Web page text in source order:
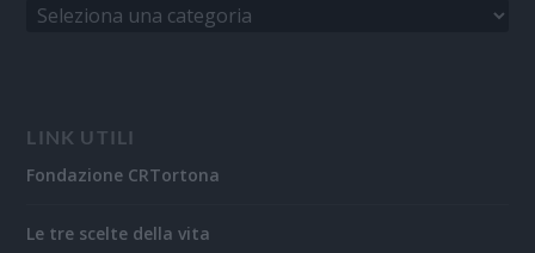
LINK UTILI
Fondazione CRTortona
Le tre scelte della vita